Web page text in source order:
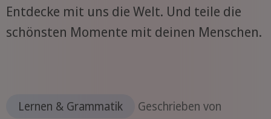
Entdecke mit uns die Welt. Und teile die
schönsten Momente mit deinen Menschen.
Lernen & Grammatik
Geschrieben von